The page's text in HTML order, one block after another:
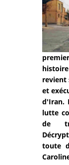
revient
et
d'Iran.
lutte
de
toute